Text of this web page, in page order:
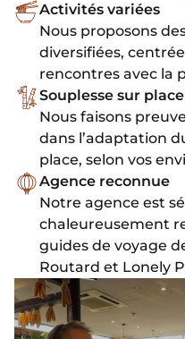
Activités variées
Nous proposons
diversifiées,
rencontres avec la
Souplesse sur place
Nous faisons
dans l’adaptation
place, selon vos
Agence reconnue
Notre agence est
chaleureusement
guides de voyage
Routard et Lonely